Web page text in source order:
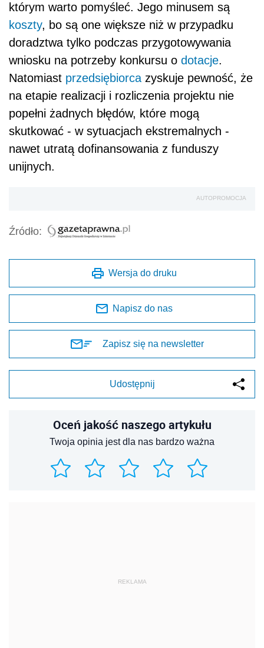
którym warto pomyśleć. Jego minusem są
koszty, bo są one większe niż w przypadku
doradztwa tylko podczas przygotowywania
wniosku na potrzeby konkursu o dotacje.
Natomiast przedsiębiorcazyskuje pewność, że
na etapie realizacji i rozliczenia projektu nie
popełni żadnych błędów, które mogą
skutkować - w sytuacjach ekstremalnych -
nawet utratą dofinansowania z funduszy
unijnych.
AUTOPROMOCJA
Źródło:
Wersja do druku
Napisz do nas
Zapisz się na newsletter
Udostępnij
Oceń jakość naszego artykułu
Twoja opinia jest dla nas bardzo ważna
REKLAMA